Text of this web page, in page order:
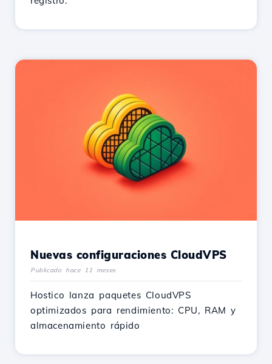
Nuevas configuraciones CloudVPS
Publicado hace 11 meses
Hostico lanza paquetes CloudVPS
optimizados para rendimiento: CPU, RAM y
almacenamiento rápido